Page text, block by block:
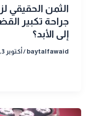
الثمن الحقيقي
جراحة تكبير
إلى الأبد؟
baytalfawaid
/أكتوبر 3, 2024